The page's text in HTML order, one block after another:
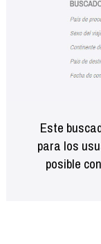
Este
para los
posible